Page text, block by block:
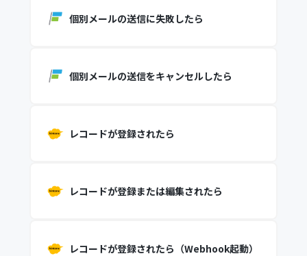
個別メールの送信に失敗したら
個別メールの送信をキャンセルしたら
レコードが登録されたら
レコードが登録または編集されたら
レコードが登録されたら（Webhook起動）